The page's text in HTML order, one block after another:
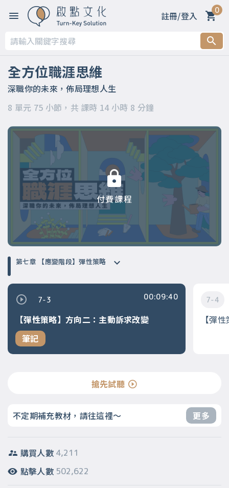
註冊/登入 0
全方位職涯思維
深職你的未來，佈局理想人生
8 單元 75 小節，共 課時 14 小時 8 分鐘
付費課程
第一章 【開篇】
第二章 【被領導階段】支持策略
第三章 【被領導階段】委身策略
第四章 【領導階段】開明策略
第五章 【領導階段】強勢策略
第七章 【應變階段】彈性策略
第八章 【結語】
第七章 【應變階段】彈性策略
7-3
【彈性策略】方向二：主動訴求改變
筆記
00:09:40 7-4
【彈
搶先試聽
不定期補充教材，請往這裡～ 更多
購買人數 4,211
點擊人數 502,622